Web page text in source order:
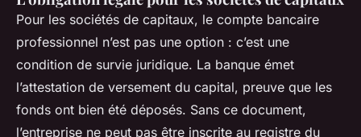
Pour les sociétés de capitaux, le compte bancaire
professionnel n’est pas une option : c’est une
condition de survie juridique. La banque émet
l’attestation de versement du capital, preuve que les
fonds ont bien été déposés. Sans ce document,
l’entreprise ne peut pas être inscrite au registre du